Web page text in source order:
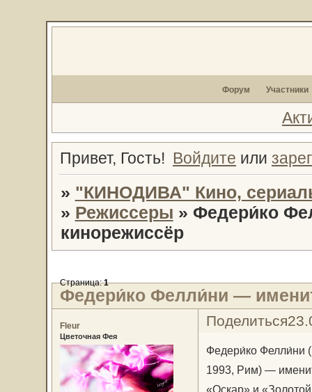
Форум Участники
Привет, Гость! Войдите или
» "КИНОДИВА" Кино,
» Режиссеры » Федери́ко
кинорежиссёр
Федери́ко Фелли́ни —
Страница:1
Поделиться
Fleur
Цветочная Фея
Федери́ко Фелли́ни
1993, Рим) —
«Оскар» и